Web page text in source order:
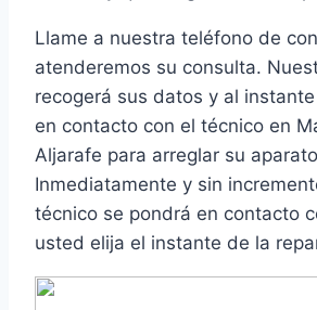
Llame a nuestra teléfono de
atenderemos su consulta.
recogerá sus datos y al
en contacto con el técnico en
Aljarafe para arreglar su
Inmediatamente y sin
técnico se pondrá en contacto
usted elija el instante de la